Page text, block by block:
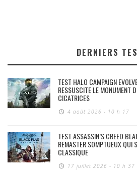
DERNIERS
TEST HALO CAMPAIGN
RESSUSCITE LE MONUMENT
CICATRICES
4 août 2026 - 10 h 17
TEST ASSASSIN’S CREED
REMASTER SOMPTUEUX QUI
CLASSIQUE
17 juillet 2026 - 10 h 37